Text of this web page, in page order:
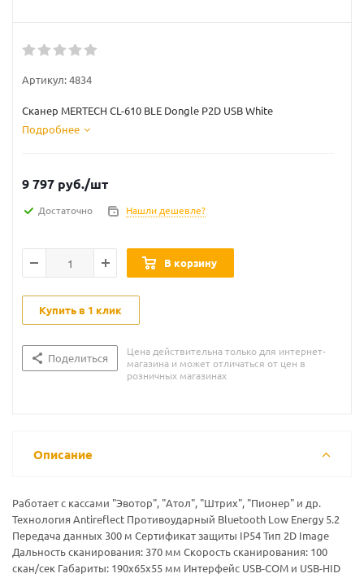
Артикул:4834
Сканер MERTECH CL-610 BLE Dongle P2D USB White
Подробнее
9 797 руб./шт
Достаточно Нашли дешевле?
В корзину
Купить в 1 клик
Поделиться
Цена действительна только для интернет-
магазина и может отличаться от цен в
розничных магазинах
Описание
Работает с кассами "Эвотор", "Атол", "Штрих", "Пионер" и др.
Технология Antireflect Противоударный Bluetooth Low Energy 5.2
Передача данных 300 м Cертификат защиты IP54 Тип 2D Image
Дальность сканирования: 370 мм Скорость сканирования: 100
скан/сек Габариты: 190х65х55 мм Интерфейс USB-COM и USB-HID